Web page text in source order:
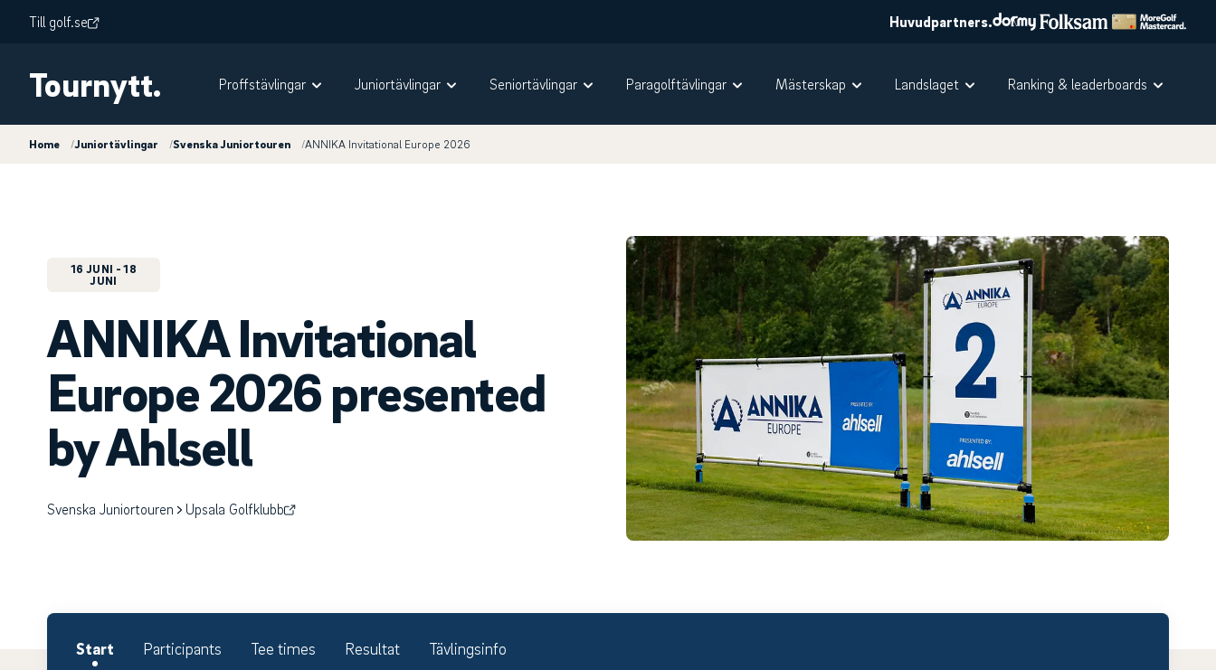
Till golf.se Huvudpartners.
Tournytt. Proffstävlingar Juniortävlingar Seniortävlingar Paragolftävlingar Mästerskap Landslaget Ranking & leaderboards
Home /Juniortävlingar /Svenska Juniortouren /ANNIKA Invitational Europe 2026
16 JUNI - 18
JUNI
ANNIKA Invitational
Europe 2026 presented
by Ahlsell
Svenska Juniortouren Upsala Golfklubb
Start Participants Tee times Resultat Tävlingsinfo